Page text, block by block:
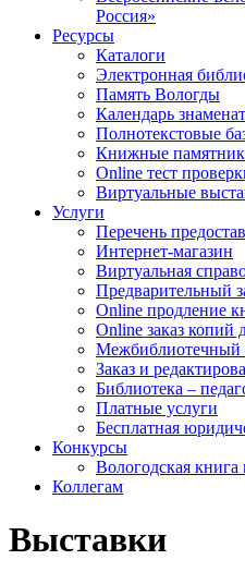
Россия»
Ресурсы
Каталоги
Электронная
Память Вологды
Календарь
Полнотекстовые
Книжные
Online тест
Виртуальные
Услуги
Перечень
Интернет-магазин
Виртуальная
Предварительный
Online продление
Online заказ копий
Межбиблиотечный
Заказ и
Библиотека –
Платные услуги
Бесплатная
Конкурсы
Вологодская книга
Коллегам
Выставки